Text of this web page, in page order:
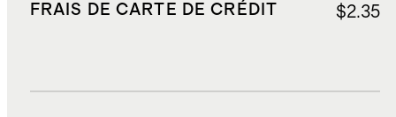
FRAIS DE CARTE DE CRÉDIT $2.35